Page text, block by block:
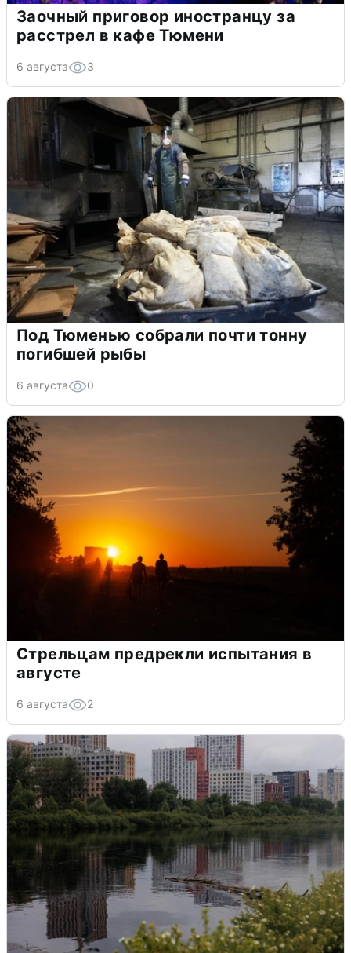
Заочный приговор иностранцу за
расстрел в кафе Тюмени
6 августа 3
Под Тюменью собрали почти тонну
погибшей рыбы
6 августа 0
Стрельцам предрекли испытания в
августе
6 августа 2